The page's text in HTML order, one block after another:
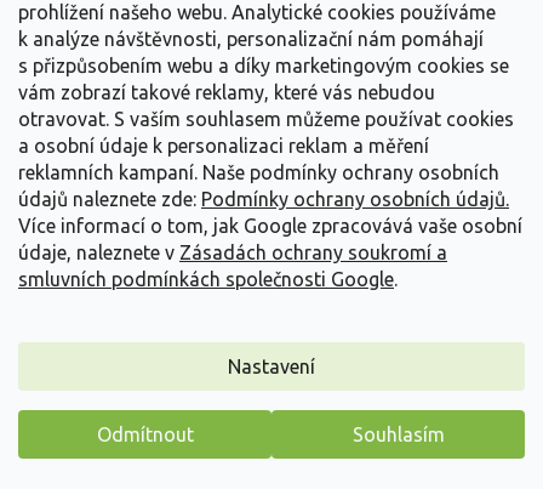
prohlížení našeho webu. Analytické cookies používáme
k analýze návštěvnosti, personalizační nám pomáhají
s přizpůsobením webu a díky marketingovým cookies se
vám zobrazí takové reklamy, které vás nebudou
otravovat. S vaším souhlasem můžeme používat cookies
a osobní údaje k personalizaci reklam a měření
reklamních kampaní. Naše podmínky ochrany osobních
údajů naleznete zde: Podmínky ochrany osobních údajů.
Více informací o tom, jak Google zpracovává vaše osobní
údaje, naleznete v Zásadách ochrany soukromí a
smluvních podmínkách společnosti Google.
Nastavení
Odmítnout Souhlasím
Jahodník '4 Seasons' - stáleplodící
Tato vysoce ceněná stáleplodící odrůda jahodníku je snem
každého milovníka čerstvého ovoce. Hlavní...
Máme pro vás malý dárek